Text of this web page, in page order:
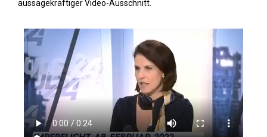
aussagekräftiger Video-Ausschnitt.